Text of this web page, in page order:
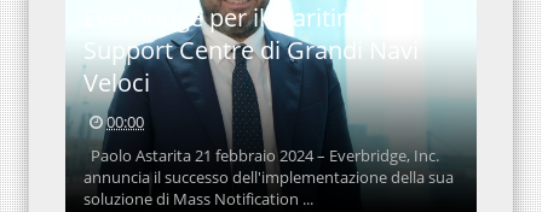
Everbridge per il Maritime
Support Centre di Grandi Navi
Veloci
00:00
Paolo Astarita 21 febbraio 2024 – Everbridge, Inc.
annuncia il successo dell'implementazione della sua
soluzione di Mass Notification ...